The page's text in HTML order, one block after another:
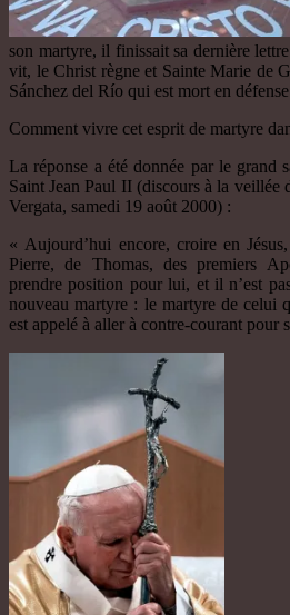
son martyre, il finissait sa dernière
vit, le Christ règne et Sainte Marie de
Sánchez del Río qui est mort en
Comment vivre cet esprit de martyre
La réponse a été donnée par le grand
Saint Jean Paul II (discours à la veillée
Vergata, samedi 19 août 2000) :
« Aujourd’hui encore, croire en
Pierre, de Thomas, des premiers
prendre position pour lui, et il n’est
nouveau martyre : le martyre de celui
est appelé à aller à contre-courant pour